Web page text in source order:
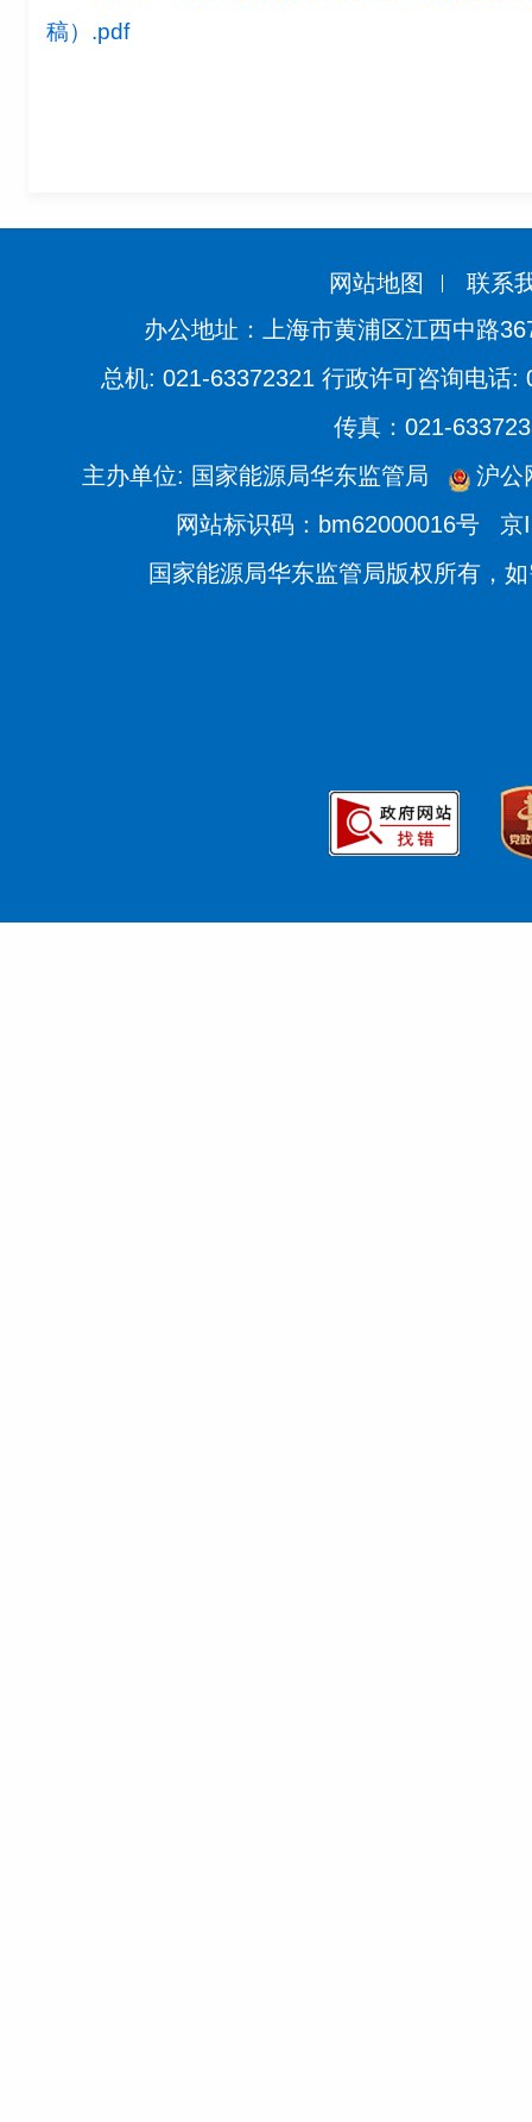
稿）.pdf
网站地图
联系
办公地址：上海市黄浦区江西中路
总机: 021-63372321 行政许可咨询电话:
传真：021-
主办单位: 国家能源局华东监管局
沪公
网站标识码：bm62000016号
京
国家能源局华东监管局版权所有，